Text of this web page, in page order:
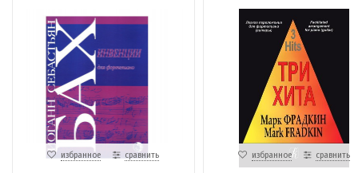
избранное сравнить избранное сравнить